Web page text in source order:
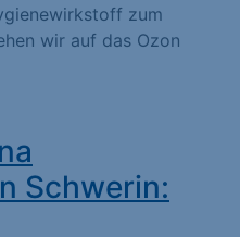
zum
wir auf das Ozon
Schwerin: